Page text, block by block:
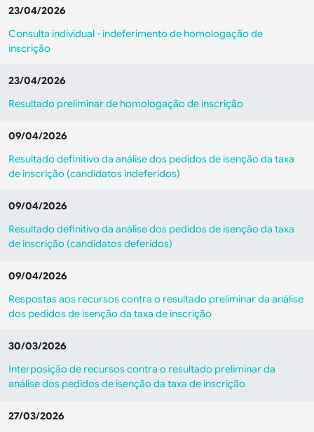
23/04/2026
Consulta individual - indeferimento de homologação de
inscrição
23/04/2026
Resultado preliminar de homologação de inscrição
09/04/2026
Resultado definitivo da análise dos pedidos de isenção da taxa
de inscrição (candidatos indeferidos)
09/04/2026
Resultado definitivo da análise dos pedidos de isenção da taxa
de inscrição (candidatos deferidos)
09/04/2026
Respostas aos recursos contra o resultado preliminar da análise
dos pedidos de isenção da taxa de inscrição
30/03/2026
Interposição de recursos contra o resultado preliminar da
análise dos pedidos de isenção da taxa de inscrição
27/03/2026